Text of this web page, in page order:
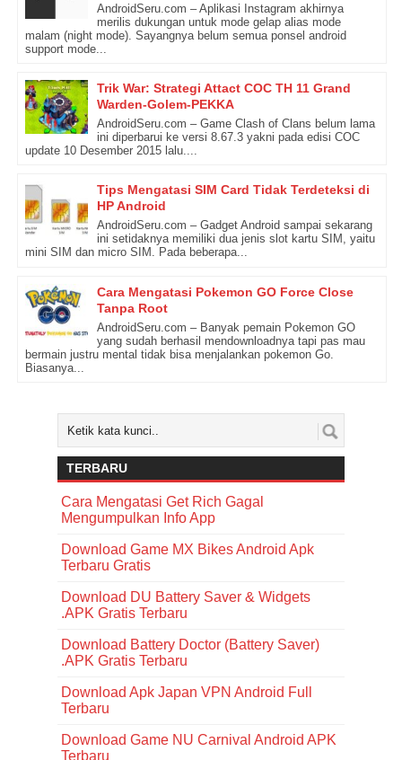
AndroidSeru.com – Aplikasi Instagram akhirnya
merilis dukungan untuk mode gelap alias mode
malam (night mode). Sayangnya belum semua ponsel android
support mode...
Trik War: Strategi Attact COC TH 11 Grand
Warden-Golem-PEKKA
AndroidSeru.com – Game Clash of Clans belum lama
ini diperbarui ke versi 8.67.3 yakni pada edisi COC
update 10 Desember 2015 lalu....
Tips Mengatasi SIM Card Tidak Terdeteksi di
HP Android
AndroidSeru.com – Gadget Android sampai sekarang
ini setidaknya memiliki dua jenis slot kartu SIM, yaitu
mini SIM dan micro SIM. Pada beberapa...
Cara Mengatasi Pokemon GO Force Close
Tanpa Root
AndroidSeru.com – Banyak pemain Pokemon GO
yang sudah berhasil mendownloadnya tapi pas mau
bermain justru mental tidak bisa menjalankan pokemon Go.
Biasanya...
r
A
r
k
e
TERBARU
Cara Mengatasi Get Rich Gagal
Mengumpulkan Info App
Download Game MX Bikes Android Apk
Terbaru Gratis
Download DU Battery Saver & Widgets
.APK Gratis Terbaru
Download Battery Doctor (Battery Saver)
.APK Gratis Terbaru
Download Apk Japan VPN Android Full
Terbaru
Download Game NU Carnival Android APK
Terbaru